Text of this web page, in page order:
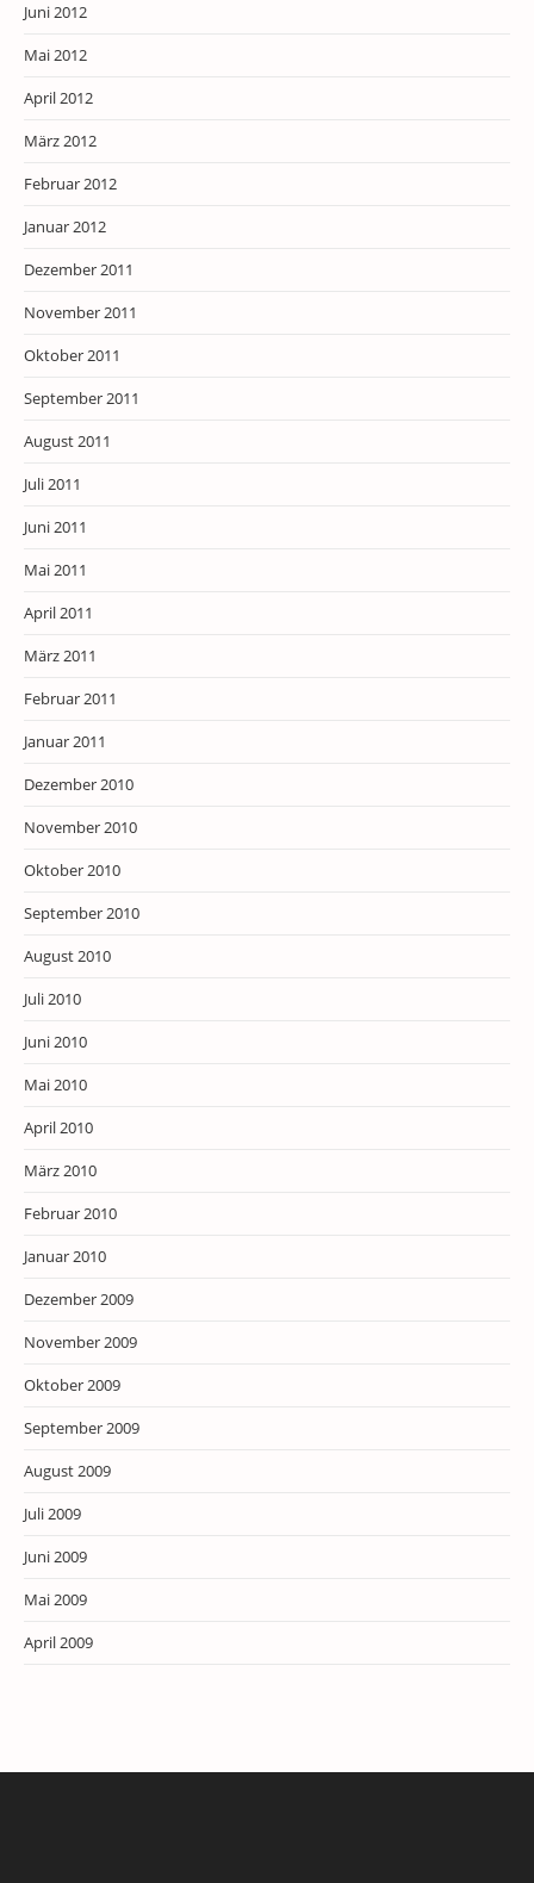
Juni 2012
Mai 2012
April 2012
März 2012
Februar 2012
Januar 2012
Dezember 2011
November 2011
Oktober 2011
September 2011
August 2011
Juli 2011
Juni 2011
Mai 2011
April 2011
März 2011
Februar 2011
Januar 2011
Dezember 2010
November 2010
Oktober 2010
September 2010
August 2010
Juli 2010
Juni 2010
Mai 2010
April 2010
März 2010
Februar 2010
Januar 2010
Dezember 2009
November 2009
Oktober 2009
September 2009
August 2009
Juli 2009
Juni 2009
Mai 2009
April 2009